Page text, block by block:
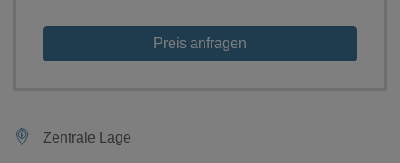
Preis anfragen
Zentrale Lage